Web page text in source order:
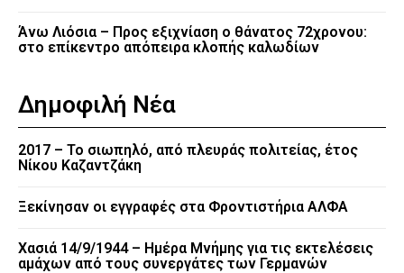
Άνω Λιόσια – Προς εξιχνίαση ο θάνατος 72χρονου:
στο επίκεντρο απόπειρα κλοπής καλωδίων
Δημοφιλή Νέα
2017 – Το σιωπηλό, από πλευράς πολιτείας, έτος
Νίκου Καζαντζάκη
Ξεκίνησαν οι εγγραφές στα Φροντιστήρια ΑΛΦΑ
Χασιά 14/9/1944 – Ημέρα Μνήμης για τις εκτελέσεις
αμάχων από τους συνεργάτες των Γερμανών